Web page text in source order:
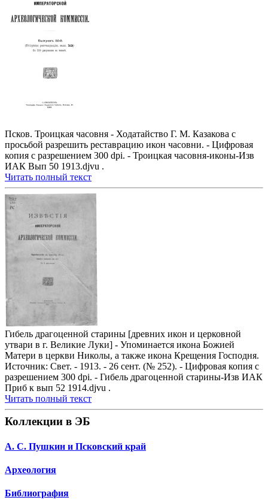
Псков. Троицкая часовня - Ходатайство Г. М. Казакова с
просьбой разрешить реставрацию икон часовни. - Цифровая
копия с разрешением 300 dpi. - Троицкая часовня-иконы-Изв
ИАК Вып 50 1913.djvu .
Читать полный текст
Гибель драгоценной старины [древних икон и церковной
утвари в г. Великие Луки] - Упоминается икона Божией
Матери в церкви Николы, а также икона Крещения Господня.
Источник: Свет. - 1913. - 26 сент. (№ 252). - Цифровая копия с
разрешением 300 dpi. - Гибель драгоценной старины-Изв ИАК
Приб к вып 52 1914.djvu .
Читать полный текст
Коллекции в ЭБ
А. С. Пушкин и Псковский край
Археология
Библиография